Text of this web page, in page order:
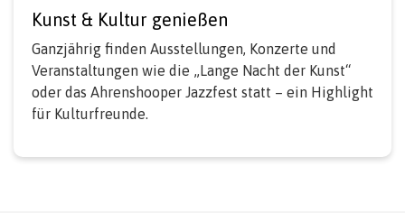
Kunst & Kultur genießen
Ganzjährig finden Ausstellungen, Konzerte und
Veranstaltungen wie die „Lange Nacht der Kunst“
oder das Ahrenshooper Jazzfest statt – ein Highlight
für Kulturfreunde.